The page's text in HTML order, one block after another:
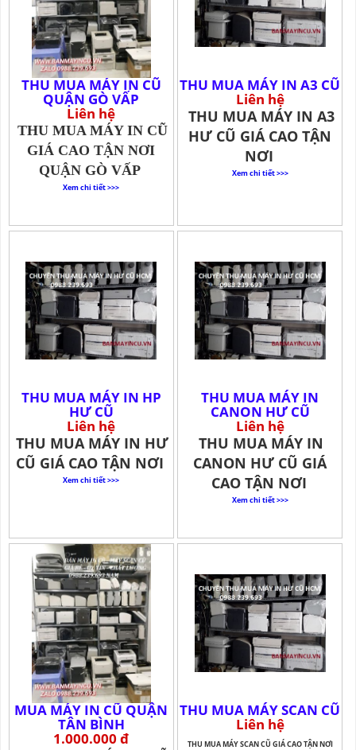
THU MUA MÁY IN CŨ
QUẬN GÒ VẤP
Liên hệ
THU MUA MÁY IN CŨ
GIÁ CAO TẬN NƠI
QUẬN GÒ VẤP
Xem chi tiết >>>
THU MUA MÁY IN A3 CŨ
Liên hệ
THU MUA MÁY IN A3
HƯ CŨ GIÁ CAO TẬN
NƠI
Xem chi tiết >>>
THU MUA MÁY IN HP
HƯ CŨ
Liên hệ
THU MUA MÁY IN HƯ
CŨ GIÁ CAO TẬN NƠI
Xem chi tiết >>>
THU MUA MÁY IN
CANON HƯ CŨ
Liên hệ
THU MUA MÁY IN
CANON HƯ CŨ GIÁ
CAO TẬN NƠI
Xem chi tiết >>>
MUA MÁY IN CŨ QUẬN
TÂN BÌNH
1.000.000 đ
THU MUA MÁY SCAN CŨ
Liên hệ
THU MUA MÁY SCAN CŨ GIÁ CAO TẬN NƠI